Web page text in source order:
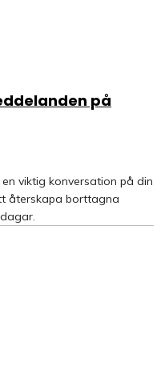
på
viktig konversation på din
återskapa borttagna